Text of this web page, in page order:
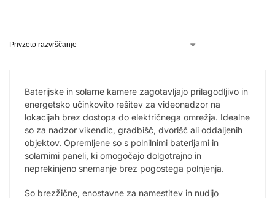
Baterijske in solarne kamere zagotavljajo prilagodljivo in
energetsko učinkovito rešitev za videonadzor na
lokacijah brez dostopa do električnega omrežja. Idealne
so za nadzor vikendic, gradbišč, dvorišč ali oddaljenih
objektov. Opremljene so s polnilnimi baterijami in
solarnimi paneli, ki omogočajo dolgotrajno in
neprekinjeno snemanje brez pogostega polnjenja.
So brezžične, enostavne za namestitev in nudijo